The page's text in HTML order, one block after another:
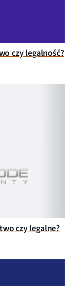
czy legalność?
czy legalne?